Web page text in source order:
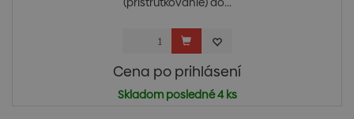
Cena po prihlásení
Skladom posledné 4 ks